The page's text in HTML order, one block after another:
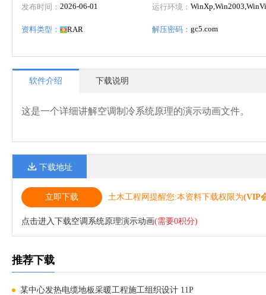
发布时间： 2026-06-01
资料类型： RAR
运行环境：
解压密码： gc5.com
软件介绍 下载说明
这是一个详细讲解空调制冷系统原理的演示动画文件。
下载地址
立即下载 土木工程网提醒您:本资料下载权限为(VIP
点击进入下载空调系统原理演示动画(需要0积分)
推荐下载
某中心发热电缆地板采暖工程施工组织设计 11P